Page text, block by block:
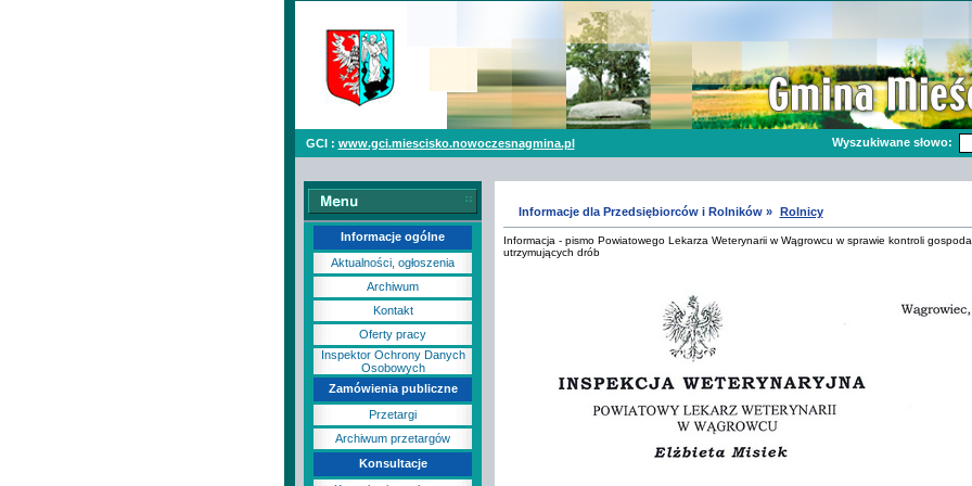
GCI : www.gci.miescisko.nowoczesnagmina.pl Wyszukiwane słowo:
Informacje ogólne
Aktualności, ogłoszenia
Archiwum
Kontakt
Oferty pracy
Inspektor Ochrony Danych
Osobowych
Zamówienia publiczne
Przetargi
Archiwum przetargów
Konsultacje
Informacje dla Przedsiębiorców i Rolników » Rolnicy
Informacja - pismo Powiatowego Lekarza Weterynarii w Wągrowcu w sprawie kontroli
utrzymujących drób